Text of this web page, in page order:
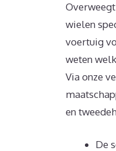
wielen
voertuig
weten
Via onze
en
De